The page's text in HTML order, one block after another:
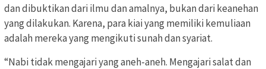
dan dibuktikan dari ilmu dan amalnya, bukan dari keanehan
yang dilakukan. Karena, para kiai yang memiliki kemuliaan
adalah mereka yang mengikuti sunah dan syariat.
“Nabi tidak mengajari yang aneh-aneh. Mengajari salat dan